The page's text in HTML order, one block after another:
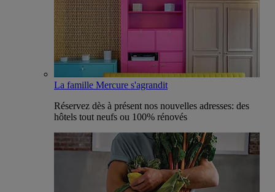
La famille Mercure s'agrandit
Réservez dès à présent nos nouvelles adresses: des
hôtels tout neufs ou 100% rénovés